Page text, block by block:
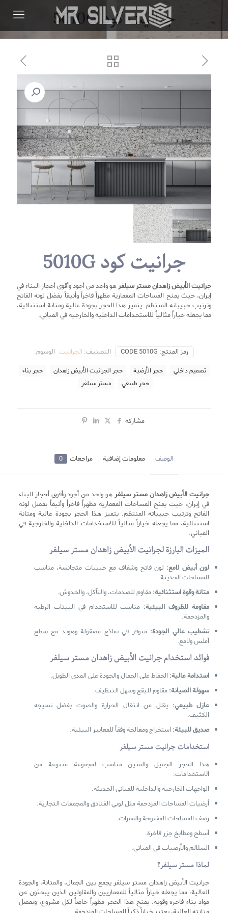
جرانیت کود 5010G
جرانیت کود 5010G
جرانیت الأبيض زاهدانمستر سيلفرهو واحد من أجود وأقوى أحجار البناء في
إيران، حيث يمنح المساحات المعمارية مظهراً فاخراً وأنيقاً بفضل لونه الفاتح
وترتيب حبيباته المنتظم. يتميز هذا الحجر بجودة عالية ومتانة استثنائية،
مما يجعله خياراً مثالياً للاستخدامات الداخلية والخارجية في المباني.
رمز المنتج: CODE 5010G التصنيف: الجرانيت الوسوم:
تصميم داخلي حجر الأرضية حجر الجرانيت الأبيض زاهدان
حجر بناء
حجر طبيعي
مستر سیلفر
مشاركة
الوصف معلومات إضافية مراجعات 0
جرانیت الأبيض زاهدان مستر سيلفرهو واحد من أجود وأقوى أحجار البناء
في إيران، حيث يمنح المساحات المعمارية مظهراً فاخراً وأنيقاً بفضل لونه
الفاتح وترتيب حبيباته المنتظم. يتميز هذا الحجر بجودة عالية ومتانة
استثنائية، مما يجعله خياراً مثالياً للاستخدامات الداخلية والخارجية في
المباني.
الميزات البارزة لجرانيت الأبيض زاهدان مستر سيلفر
لون أبيض لامع: لون فاتح وشفاف مع حبيبات متجانسة، مناسب
للمساحات الحديثة.
متانة وقوة استثنائية:مقاوم للصدمات، والتآكل، والخدوش.
مقاومة للظروف البيئية: مناسب للاستخدام في البيئات الرطبة
والمزدحمة.
تشطيب عالي الجودة: متوفر في نماذج مصقولة وهوند مع سطح
أملس ولامع.
فوائد استخدام جرانيت الأبيض زاهدان مستر سيلفر
استدامة عالية: الحفاظ على الجمال والجودة على المدى الطويل.
سهولة الصيانة:مقاوم للبقع وسهل التنظيف.
عازل طبيعي: يقلل من انتقال الحرارة والصوت بفضل نسيجه
الكثيف.
صديق للبيئة: استخراج ومعالجة وفقاً للمعايير البيئية.
استخدامات جرانيت مستر سيلفر
هذا الحجر الجميل والمتين مناسب لمجموعة متنوعة من
الاستخدامات:
الواجهات الخارجية والداخلية للمباني الحديثة.
أرضيات المساحات المزدحمة مثل لوبي الفنادق والمجمعات التجارية.
رصف المساحات المفتوحة والممرات.
أسطح ومطابخ جزر فاخرة.
السلالم والأرضيات في المباني.
لماذا مستر سيلفر؟
جرانيت الأبيض زاهدان مستر سيلفر يجمع بين الجمال، والمتانة، والجودة
العالية، مما يجعله خياراً مثالياً للمعماريين والمقاولين الذين يبحثون عن
مواد بناء فاخرة وقوية. يمنح هذا الحجر مظهراً خاصاً لكل مشروع، وبفضل